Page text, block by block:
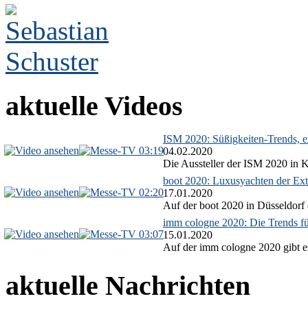
aktuelle Videos
03:19
ISM 2020: Süßigkeiten-Trends,
04.02.2020
Die Aussteller der ISM 2020 in
02:20
boot 2020: Luxusyachten der
17.01.2020
Auf der boot 2020 in Düsseldorf
03:07
imm cologne 2020: Die Trends
15.01.2020
Auf der imm cologne 2020 gibt
aktuelle Nachrichten